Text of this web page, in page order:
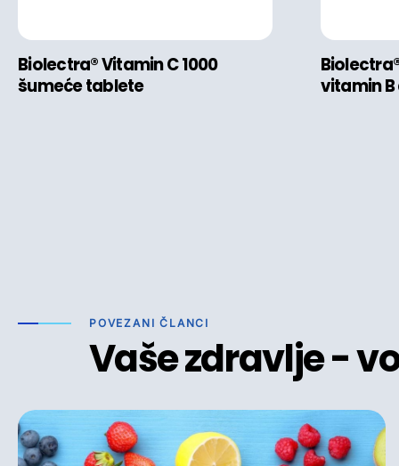
Biolectra® Vitamin C 1000
šumeće tablete
vitamin
POVEZANI ČLANCI
Vaše zdravlje -